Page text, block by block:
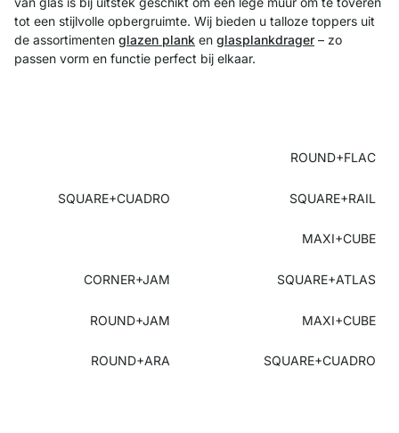
tot een stijlvolle opbergruimte. Wij bieden u talloze toppers uit
de assortimenten glazen plank en glasplankdrager – zo
passen vorm en functie perfect bij elkaar.
ROUND+FLAC
SQUARE+CUADRO SQUARE+RAIL
MAXI+CUBE
CORNER+JAM SQUARE+ATLAS
ROUND+JAM MAXI+CUBE
ROUND+ARA SQUARE+CUADRO